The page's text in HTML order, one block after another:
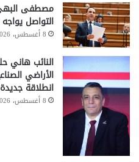
مصطفى
التواصل
8 أغسطس، 2026
النائب هاني
الأراضي
انطلاقة جديدة
8 أغسطس، 2026